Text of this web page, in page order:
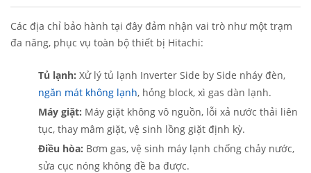
Các địa chỉ bảo hành tại đây đảm nhận vai trò như một trạm
đa năng, phục vụ toàn bộ thiết bị Hitachi:
Tủ lạnh: Xử lý tủ lạnh Inverter Side by Side nháy đèn,
ngăn mát không lạnh, hỏng block, xì gas dàn lạnh.
Máy giặt: Máy giặt không vô nguồn, lỗi xả nước thải liên
tục, thay mâm giặt, vệ sinh lồng giặt định kỳ.
Điều hòa: Bơm gas, vệ sinh máy lạnh chống chảy nước,
sửa cục nóng không đề ba được.